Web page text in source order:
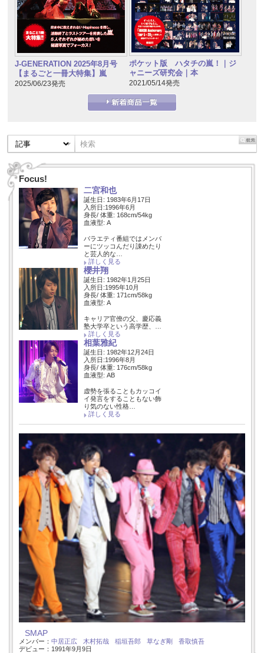
J-GENERATION 2025年8月号
【まるごと一冊大特集】嵐
2025/06/23発売
ポケット版 ハタチの嵐！｜ジ
ャニーズ研究会｜本
2021/05/14発売
Focus!
二宮和也
誕生日: 1983年6月17日
入所日:1996年6月
身長/ 体重: 168cm/54kg
血液型: A
バラエティ番組ではメンバ
ーにツッコんだり諌めたり
と芸人的な…
詳しく見る
櫻井翔
誕生日: 1982年1月25日
入所日:1995年10月
身長/ 体重: 171cm/58kg
血液型: A
キャリア官僚の父、慶応義
塾大学卒という高学歴、…
詳しく見る
相葉雅紀
誕生日: 1982年12月24日
入所日:1996年8月
身長/ 体重: 176cm/58kg
血液型: AB
虚勢を張ることもカッコイ
イ発言をすることもない飾
り気のない性格…
詳しく見る
SMAP
メンバー： 中居正広 木村拓哉 稲垣吾郎 草なぎ剛
香取慎吾
デビュー：1991年9月9日